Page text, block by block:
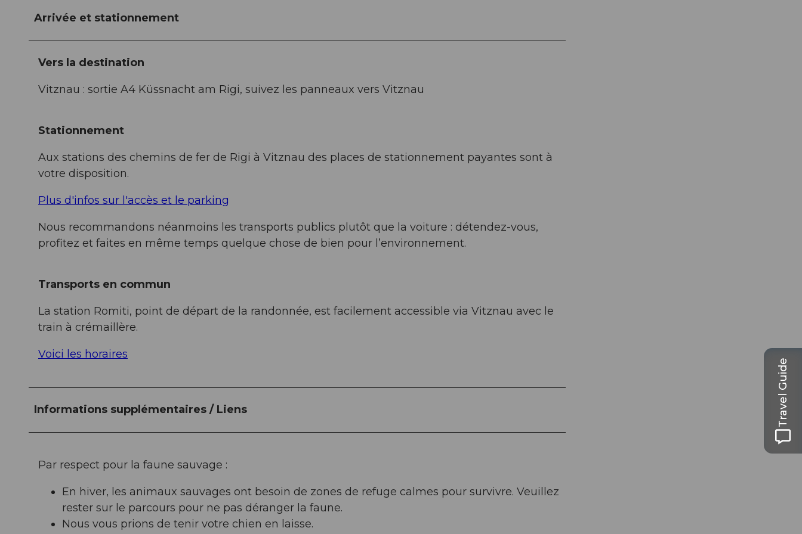
Arrivée et stationnement
Vers la destination
Vitznau : sortie A4 Küssnacht am Rigi, suivez les panneaux vers Vitznau
Stationnement
Aux stations des chemins de fer de Rigi à Vitznau des places de stationnement payantes sont à
votre disposition.
Plus d'infos sur l'accès et le parking
Nous recommandons néanmoins les transports publics plutôt que la voiture : détendez-vous,
profitez et faites en même temps quelque chose de bien pour l’environnement.
Transports en commun
La station Romiti, point de départ de la randonnée, est facilement accessible via Vitznau avec le
train à crémaillère.
Voici les horaires
Informations supplémentaires / Liens
Par respect pour la faune sauvage :
En hiver, les animaux sauvages ont besoin de zones de refuge calmes pour survivre. Veuillez
rester sur le parcours pour ne pas déranger la faune.
Nous vous prions de tenir votre chien en laisse.
Travel Guide